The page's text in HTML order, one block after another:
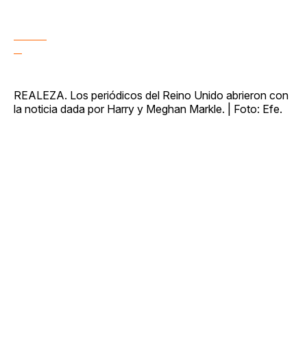
REALEZA. Los periódicos del Reino Unido abrieron con
la noticia dada por Harry y Meghan Markle. | Foto: Efe.